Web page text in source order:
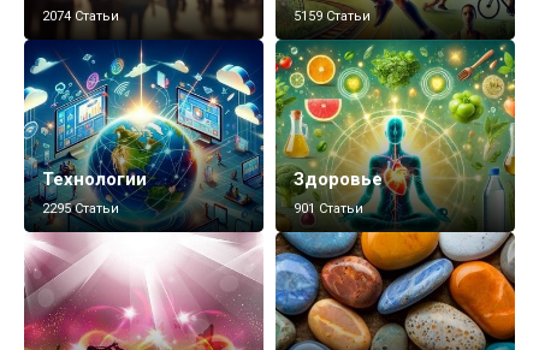
2074 Статьи 5159 Статьи
Технологии
2295 Статьи
Здоровье
901 Статьи